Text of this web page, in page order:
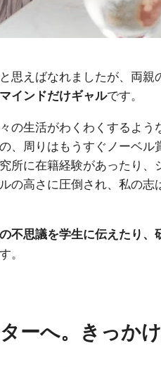
思えばなれましたが、両
インドだけギャルです。
の生活がわくわくするよ
、周りはもうすぐノーベ
所に在籍経験があったり
の高さに圧倒され、私の
不思議を学生に伝えたり
。
ーへ。きっか